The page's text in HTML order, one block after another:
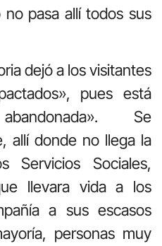
pasa allí todos sus
dejó a los visitantes
pues está
Se
allí donde no llega la
Servicios Sociales,
llevara vida a los
a sus escasos
personas muy